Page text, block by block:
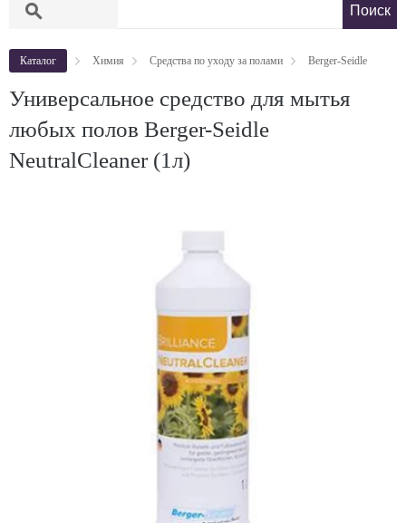
search
Каталог Химия Средства по уходу за полами Berger-Seidle
Универсальное средство для мытья
любых полов Berger-Seidle
NeutralCleaner (1л)